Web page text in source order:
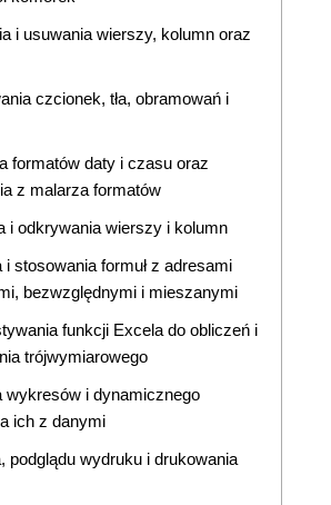
i usuwania wierszy, kolumn oraz
czcionek, tła, obramowań i
formatów daty i czasu oraz
z malarza formatów
i odkrywania wierszy i kolumn
i stosowania formuł z adresami
bezwzględnymi i mieszanymi
funkcji Excela do obliczeń i
trójwymiarowego
wykresów i dynamicznego
ich z danymi
podglądu wydruku i drukowania